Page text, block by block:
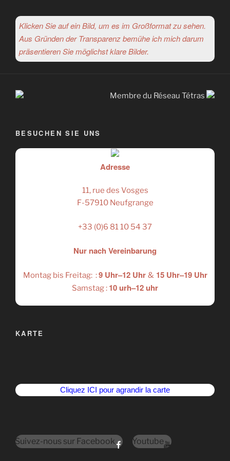
Klicken Sie auf ein Bild, um es im Großformat zu sehen.
Aus Gründen der Transparenz bemühe ich mich darum
präsentieren Sie möglichst klare Bilder.
Membre du Réseau Tétras
BESUCHEN SIE UNS
Adresse
11, rue des Vosges
F-57910 Neufgrange
+33 (0)6 81 10 54 37
Nur nach Vereinbarung
Montag bis Freitag: :9 Uhr–12 Uhr &15 Uhr–19 Uhr
Samstag : 10 urh–12 uhr
KARTE
Cliquez ICI pour agrandir la carte
Suivez-nous sur Facebook Youtube